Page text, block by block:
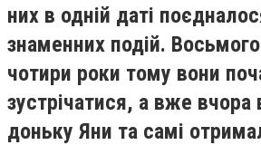
них в одній даті
знаменних подій.
чотири роки тому вони
зустрічатися, а вже вчора
доньку Яни та самі